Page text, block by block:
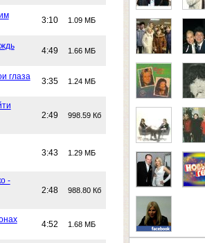
3:10 1.09 МБ
4:49 1.66 МБ
глаза
3:35 1.24 МБ
2:49 998.59 Кб
3:43 1.29 МБ
-
2:48 988.80 Кб
4:52 1.68 МБ